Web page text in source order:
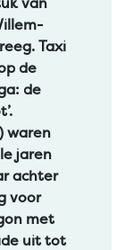
Taxi
de
de
waren
jaren
achter
voor
met
uit tot